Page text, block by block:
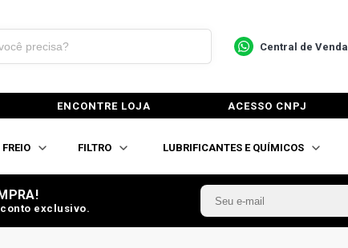
Central de
ENCONTRE LOJA ACESSO CNPJ
FREIO FILTRO LUBRIFICANTES E QUÍMICOS
exclusivo.